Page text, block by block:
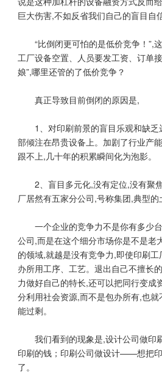
巨大伤害,不如反省我们自己的盲目自信
“比倒闭更可怕的是低价竞争！”,
工厂设备空置、人员要发工资、订单
娘”,哪里还管的了低价竞争？
真正导致目前倒闭的原因是,
1、对印刷前景的盲目乐观和缺乏
部倾注在昂贵设备上。加剧了行业产
跟不上,几十年的积累瞬间化为泡影。
2、盲目多元化,没有定位,没有聚
厂居然有五家分公司,号称集团,典型的
一个企业的竞争力不是你有多少
公司,而是在这个细分市场你是不是老
的领域,就越是没有竞争力,即使印刷
办所用工序、工艺。退出自己不擅长
力做好自己的特长,还可以把同行变成
分利用社会资源,而不是包办所有,也
能过剩。
我们看到的现象是,设计公司做印
印刷的钱；印刷公司做设计——想把
了。